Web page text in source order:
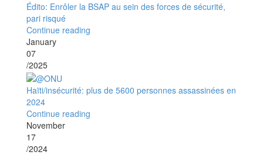
Édito: Enrôler la BSAP au sein des forces de sécurité,
pari risqué
Continue reading
January
07
/2025
Haïti/insécurité: plus de 5600 personnes assassinées en
2024
Continue reading
November
17
/2024